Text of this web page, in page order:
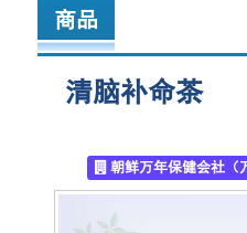
商品
清脑补命茶
朝鲜万年保健会社（